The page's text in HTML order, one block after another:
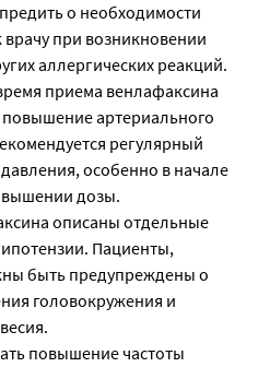
о необходимости
при возникновении
аллергических реакций.
приема венлафаксина
артериального
регулярный
особенно в начале
дозы.
описаны отдельные
Пациенты,
быть предупреждены о
головокружения и
повышение частоты